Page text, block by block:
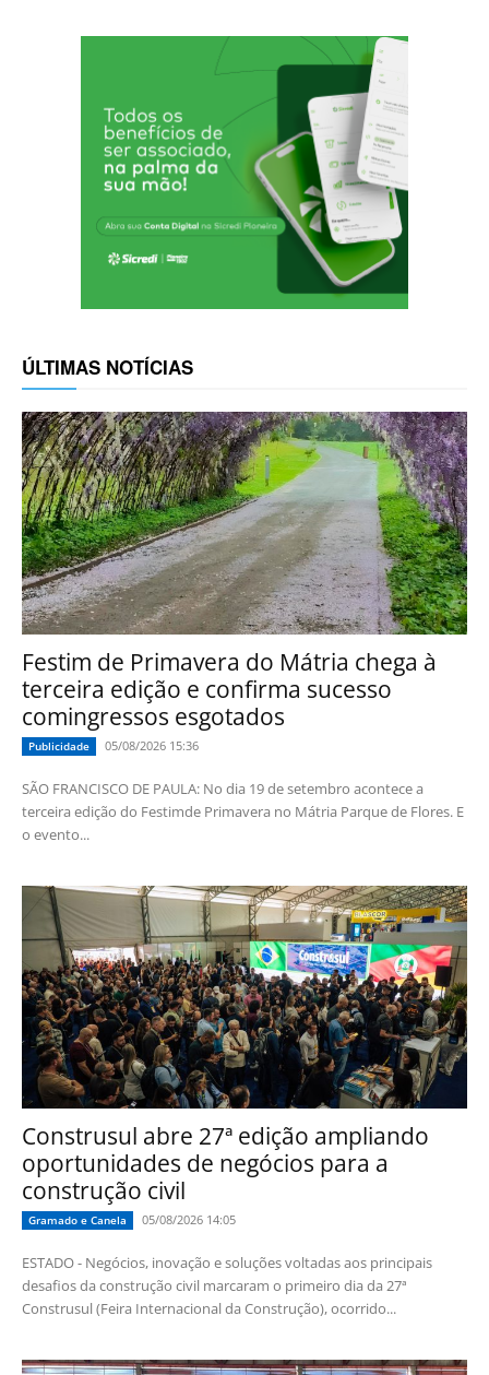
ÚLTIMAS NOTÍCIAS
Festim de Primavera do Mátria chega à
terceira edição e confirma sucesso
comingressos esgotados
Publicidade 05/08/2026 15:36
SÃO FRANCISCO DE PAULA: No dia 19 de setembro acontece a
terceira edição do Festimde Primavera no Mátria Parque de Flores. E
o evento...
Construsul abre 27ª edição ampliando
oportunidades de negócios para a
construção civil
Gramado e Canela 05/08/2026 14:05
ESTADO - Negócios, inovação e soluções voltadas aos principais
desafios da construção civil marcaram o primeiro dia da 27ª
Construsul (Feira Internacional da Construção), ocorrido...